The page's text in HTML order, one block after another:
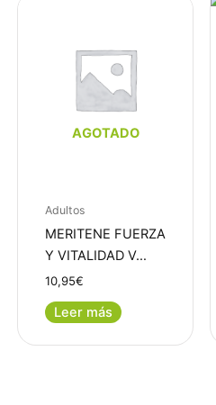
AGOTADO
Adultos
MERITENE FUERZA
Y VITALIDAD V…
10,95€
Leer más